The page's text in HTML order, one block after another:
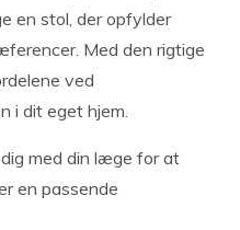
en stol, der opfylder
Med den rigtige
ved
i dit eget hjem.
med din læge for at
en passende